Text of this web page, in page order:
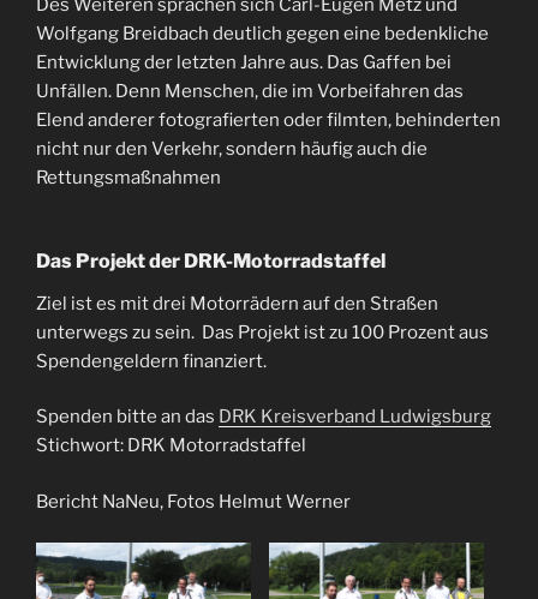
Des Weiteren sprachen sich Carl-Eugen Metz und
Wolfgang Breidbach deutlich gegen eine bedenkliche
Entwicklung der letzten Jahre aus. Das Gaffen bei
Unfällen. Denn Menschen, die im Vorbeifahren das
Elend anderer fotografierten oder filmten, behinderten
nicht nur den Verkehr, sondern häufig auch die
Rettungsmaßnahmen
Das Projekt der DRK-Motorradstaffel
Ziel ist es mit drei Motorrädern auf den Straßen
unterwegs zu sein. Das Projekt ist zu 100 Prozent aus
Spendengeldern finanziert.
Spenden bitte an das DRK Kreisverband Ludwigsburg
Stichwort: DRK Motorradstaffel
Bericht NaNeu, Fotos Helmut Werner